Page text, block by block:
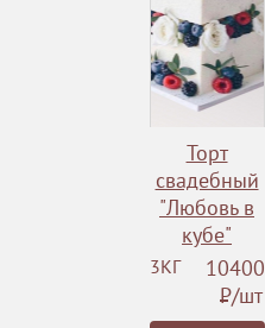
Торт
свадебный
"Любовь в
кубе"
3КГ
10400
Р/шт